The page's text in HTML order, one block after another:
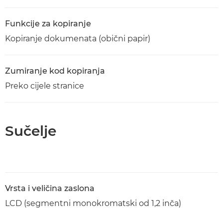
Funkcije za kopiranje
Kopiranje dokumenata (obični papir)
Zumiranje kod kopiranja
Preko cijele stranice
Sučelje
Vrsta i veličina zaslona
LCD (segmentni monokromatski od 1,2 inča)